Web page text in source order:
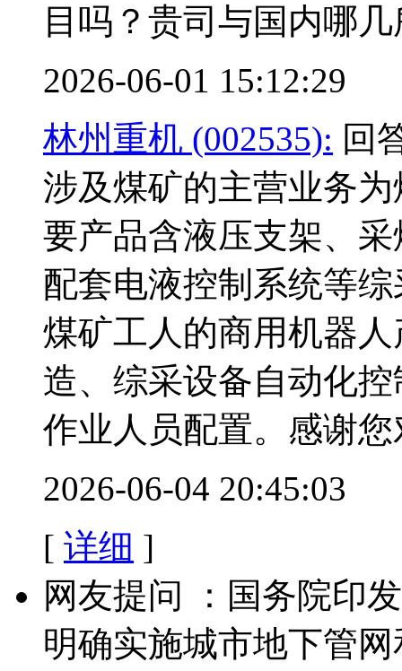
目吗？贵司与国内哪
2026-06-01 15:12:29
林州重机 (002535): 回
涉及煤矿的主营业务
要产品含液压支架、
配套电液控制系统等
煤矿工人的商用机器
造、综采设备自动化
作业人员配置。感谢
2026-06-04 20:45:03
[ 详细 ]
网友提问 ：国务院印
明确实施城市地下管